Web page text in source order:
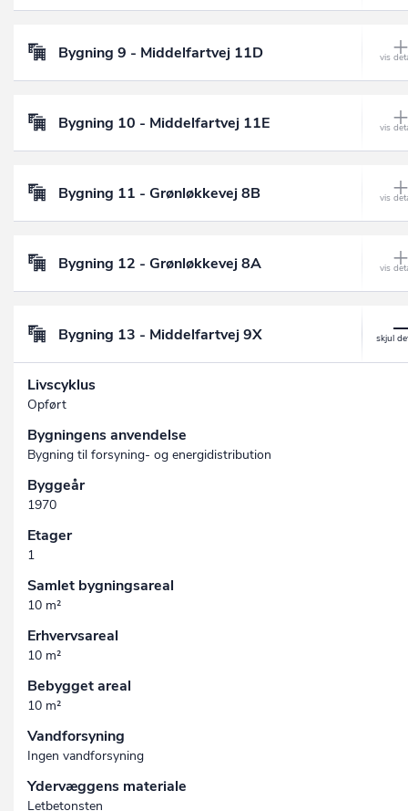
Bygning 9 - Middelfartvej 11D
Bygning 10 - Middelfartvej 11E
Bygning 11 - Grønløkkevej 8B
Bygning 12 - Grønløkkevej 8A
Bygning 13 - Middelfartvej 9X
Livscyklus
Opført
Bygningens anvendelse
Bygning til forsyning- og energidistribution
Byggeår
1970
Etager
1
Samlet bygningsareal
10 m²
Erhvervsareal
10 m²
Bebygget areal
10 m²
Vandforsyning
Ingen vandforsyning
Ydervæggens materiale
Letbetonsten